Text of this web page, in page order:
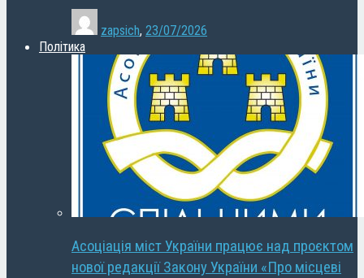
zapsich, 23/07/2026
Політика
Асоціація міст України працює над проєктом
нової редакції Закону України «Про місцеві